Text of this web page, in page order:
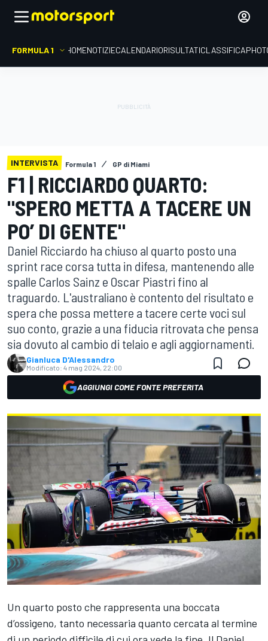
FORMULA 1 HOMENOTIZIECALENDARIORISULTATICLASSIFICA
INTERVISTA Formula 1 GP di Miami
F1 | RICCIARDO QUARTO:
"SPERO METTA A TACERE UN
PO’ DI GENTE"
Daniel Ricciardo ha chiuso al quarto posto una
sprint race corsa tutta in difesa, mantenendo alle
spalle Carlos Sainz e Oscar Piastri fino al
traguardo. L'australiano è contento del risultato e
spera che possa mettere a tacere certe voci sul
suo conto, grazie a una fiducia ritrovata che pensa
sia dovuto al cambio di telaio e agli aggiornamenti.
Gianluca D'Alessandro
Modificato: 4 mag 2024, 22:00
AGGIUNGI COME FONTE PREFERITA
Un quarto posto che rappresenta una boccata
d’ossigeno, tanto necessaria quanto cercata al termine